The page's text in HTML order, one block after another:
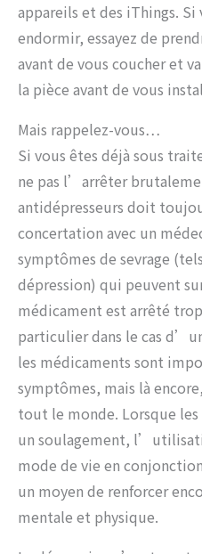
appareils et des iThings. Si
endormir, essayez de
avant de vous coucher et
la pièce avant de vous
Mais rappelez-vous…
Si vous êtes déjà sous
ne pas l’arrêter
antidépresseurs doit
concertation avec un
symptômes de sevrage
dépression) qui peuvent
médicament est arrêté
particulier dans le cas
les médicaments sont
symptômes, mais là
tout le monde. Lorsque
un soulagement,
mode de vie en
un moyen de renforcer
mentale et physique.